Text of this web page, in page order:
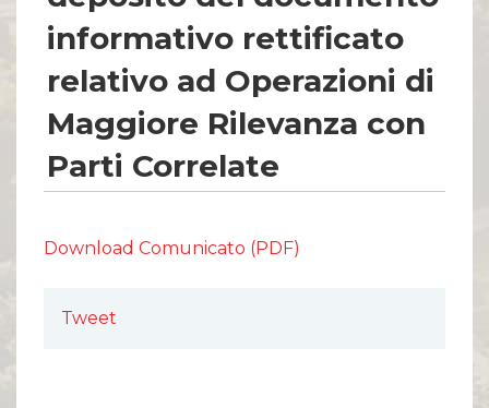
Organi Sociali
informativo rettificato
relativo ad Operazioni di
Maggiore Rilevanza con
Parti Correlate
Download Comunicato (PDF)
Tweet